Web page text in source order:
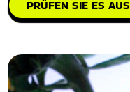
PRÜFEN SIE ES AUS